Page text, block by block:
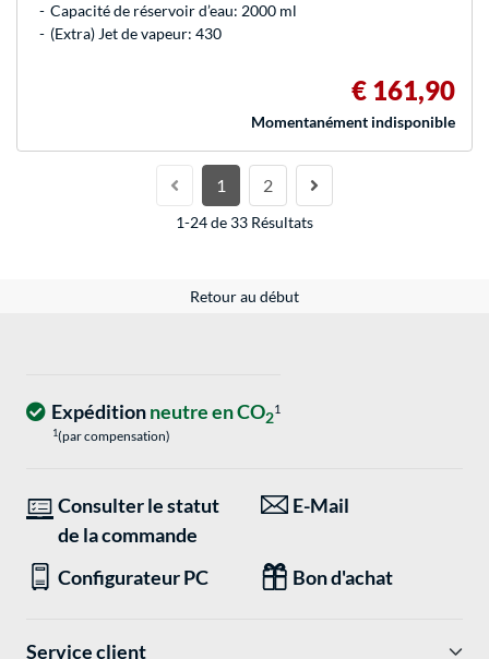
Capacité de réservoir d’eau: 2000 ml
(Extra) Jet de vapeur: 430
€ 161,90
Momentanément indisponible
1 2
1-24 de 33 Résultats
Retour au début
Expéditionneutre en CO21
1(par compensation)
Consulter le statut
de la commande
E-Mail
Configurateur PC Bon d'achat
Service client